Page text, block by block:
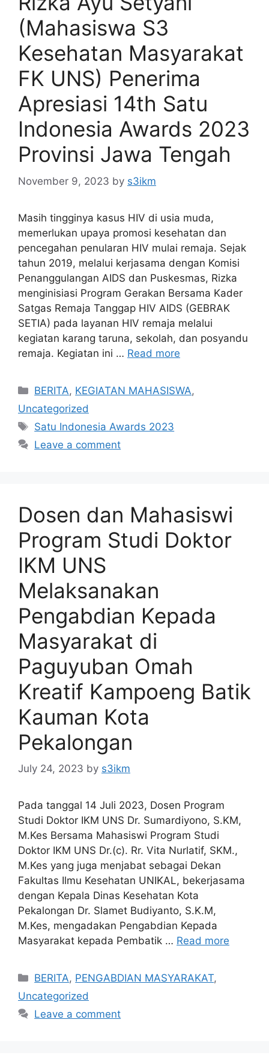
(Mahasiswa S3
Kesehatan Masyarakat
FK UNS) Penerima
Apresiasi 14th Satu
Indonesia Awards 2023
Provinsi Jawa Tengah
November 9, 2023 by s3ikm
Masih tingginya kasus HIV di usia muda,
memerlukan upaya promosi kesehatan dan
pencegahan penularan HIV mulai remaja. Sejak
tahun 2019, melalui kerjasama dengan Komisi
Penanggulangan AIDS dan Puskesmas, Rizka
menginisiasi Program Gerakan Bersama Kader
Satgas Remaja Tanggap HIV AIDS (GEBRAK
SETIA) pada layanan HIV remaja melalui
kegiatan karang taruna, sekolah, dan posyandu
remaja. Kegiatan ini … Read more
Categories
BERITA, KEGIATAN MAHASISWA,
Uncategorized
Tags
Satu Indonesia Awards 2023
Leave a comment
Dosen dan Mahasiswi
Program Studi Doktor
IKM UNS
Melaksanakan
Pengabdian Kepada
Masyarakat di
Paguyuban Omah
Kreatif Kampoeng Batik
Kauman Kota
Pekalongan
July 24, 2023 by s3ikm
Pada tanggal 14 Juli 2023, Dosen Program
Studi Doktor IKM UNS Dr. Sumardiyono, S.KM,
M.Kes Bersama Mahasiswi Program Studi
Doktor IKM UNS Dr.(c). Rr. Vita Nurlatif, SKM.,
M.Kes yang juga menjabat sebagai Dekan
Fakultas Ilmu Kesehatan UNIKAL, bekerjasama
dengan Kepala Dinas Kesehatan Kota
Pekalongan Dr. Slamet Budiyanto, S.K.M,
M.Kes, mengadakan Pengabdian Kepada
Masyarakat kepada Pembatik … Read more
Categories
BERITA, PENGABDIAN MASYARAKAT,
Uncategorized
Leave a comment